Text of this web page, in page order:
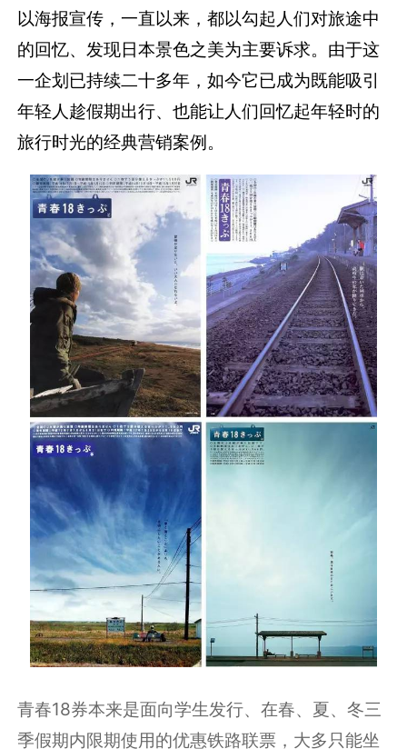
以海报宣传，一直以来，都以勾起人们对旅途中
的回忆、发现日本景色之美为主要诉求。由于这
一企划已持续二十多年，如今它已成为既能吸引
年轻人趁假期出行、也能让人们回忆起年轻时的
旅行时光的经典营销案例。
青春18券本来是面向学生发行、在春、夏、冬三
季假期内限期使用的优惠铁路联票，大多只能坐